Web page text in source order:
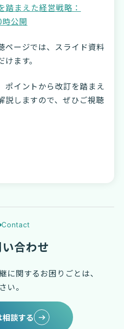
まえた経営戦略：
公開
ージでは、スライド資料
ます。
ポイントから改訂を踏まえ
説しますので、ぜひご視聴
Contact
合わせ
に関するお困りごとは、
い。
相談する